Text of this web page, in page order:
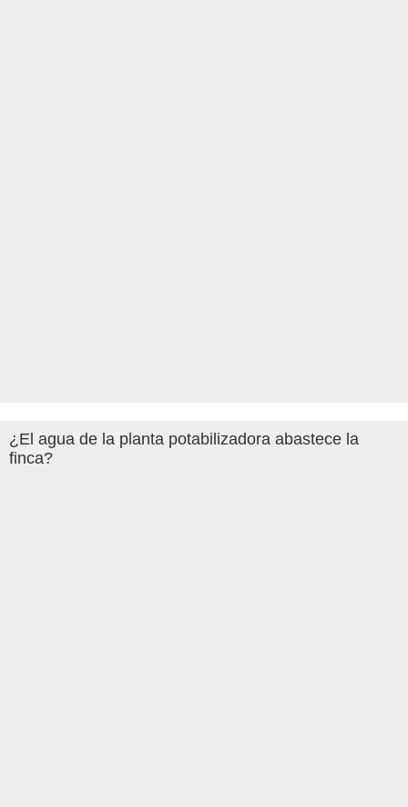
¿El agua de la planta potabilizadora abastece la
finca?